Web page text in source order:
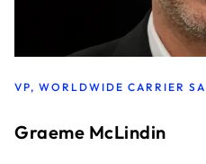
VP, WORLDWIDE CARRIER
Graeme McLindin